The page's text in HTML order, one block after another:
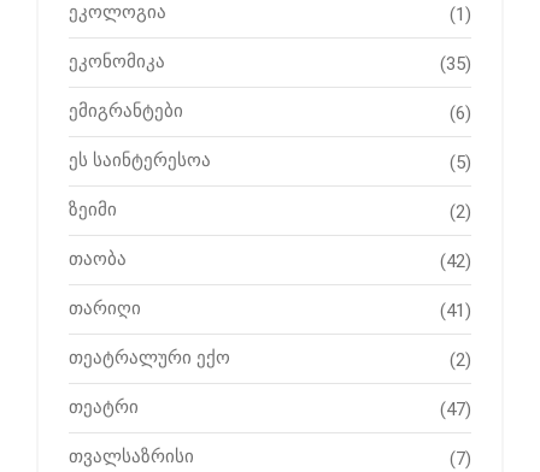
ეკოლოგია (1)
ეკონომიკა (35)
ემიგრანტები (6)
ეს საინტერესოა (5)
ზეიმი (2)
თაობა (42)
თარიღი (41)
თეატრალური ექო (2)
თეატრი (47)
თვალსაზრისი (7)